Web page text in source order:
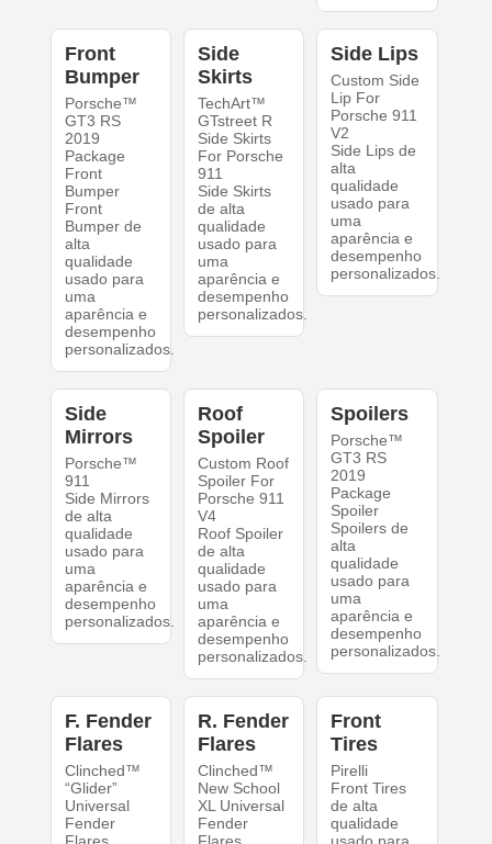
Front
Bumper
Porsche™
GT3 RS
2019
Package
Front
Bumper
Front
Bumper de
alta
qualidade
usado para
uma
aparência e
desempenho
personalizados.
Side
Skirts
TechArt™
GTstreet R
Side Skirts
For Porsche
911
Side Skirts
de alta
qualidade
usado para
uma
aparência e
desempenho
personalizados.
Side Lips
Custom Side
Lip For
Porsche 911
V2
Side Lips de
alta
qualidade
usado para
uma
aparência e
desempenho
personalizados.
Side
Mirrors
Porsche™
911
Side Mirrors
de alta
qualidade
usado para
uma
aparência e
desempenho
personalizados.
Roof
Spoiler
Custom Roof
Spoiler For
Porsche 911
V4
Roof Spoiler
de alta
qualidade
usado para
uma
aparência e
desempenho
personalizados.
Spoilers
Porsche™
GT3 RS
2019
Package
Spoiler
Spoilers de
alta
qualidade
usado para
uma
aparência e
desempenho
personalizados.
F. Fender
Flares
Clinched™
“Glider”
Universal
Fender
R. Fender
Flares
Clinched™
New School
XL Universal
Fender
Front
Tires
Pirelli
Front Tires
de alta
qualidade